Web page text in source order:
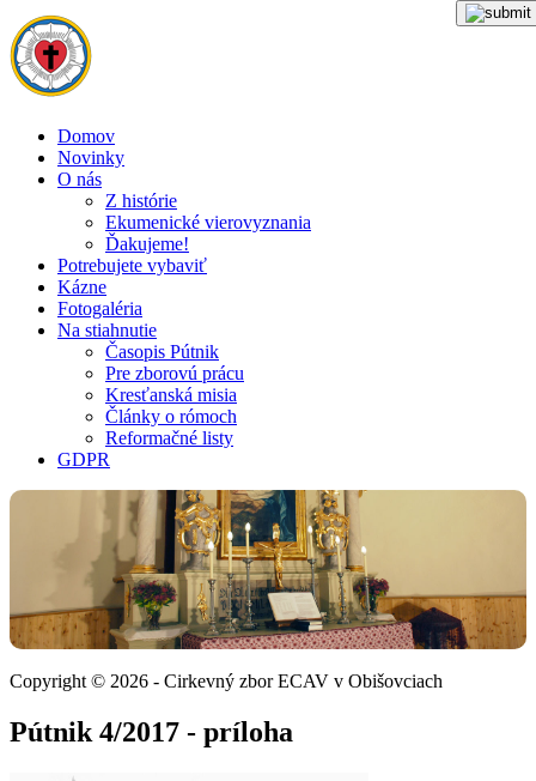
Domov
Novinky
O nás
Z histórie
Ekumenické vierovyznania
Ďakujeme!
Potrebujete vybaviť
Kázne
Fotogaléria
Na stiahnutie
Časopis Pútnik
Pre zborovú prácu
Kresťanská misia
Články o rómoch
Reformačné listy
GDPR
Copyright © 2026 - Cirkevný zbor ECAV v Obišovciach
Pútnik 4/2017 - príloha